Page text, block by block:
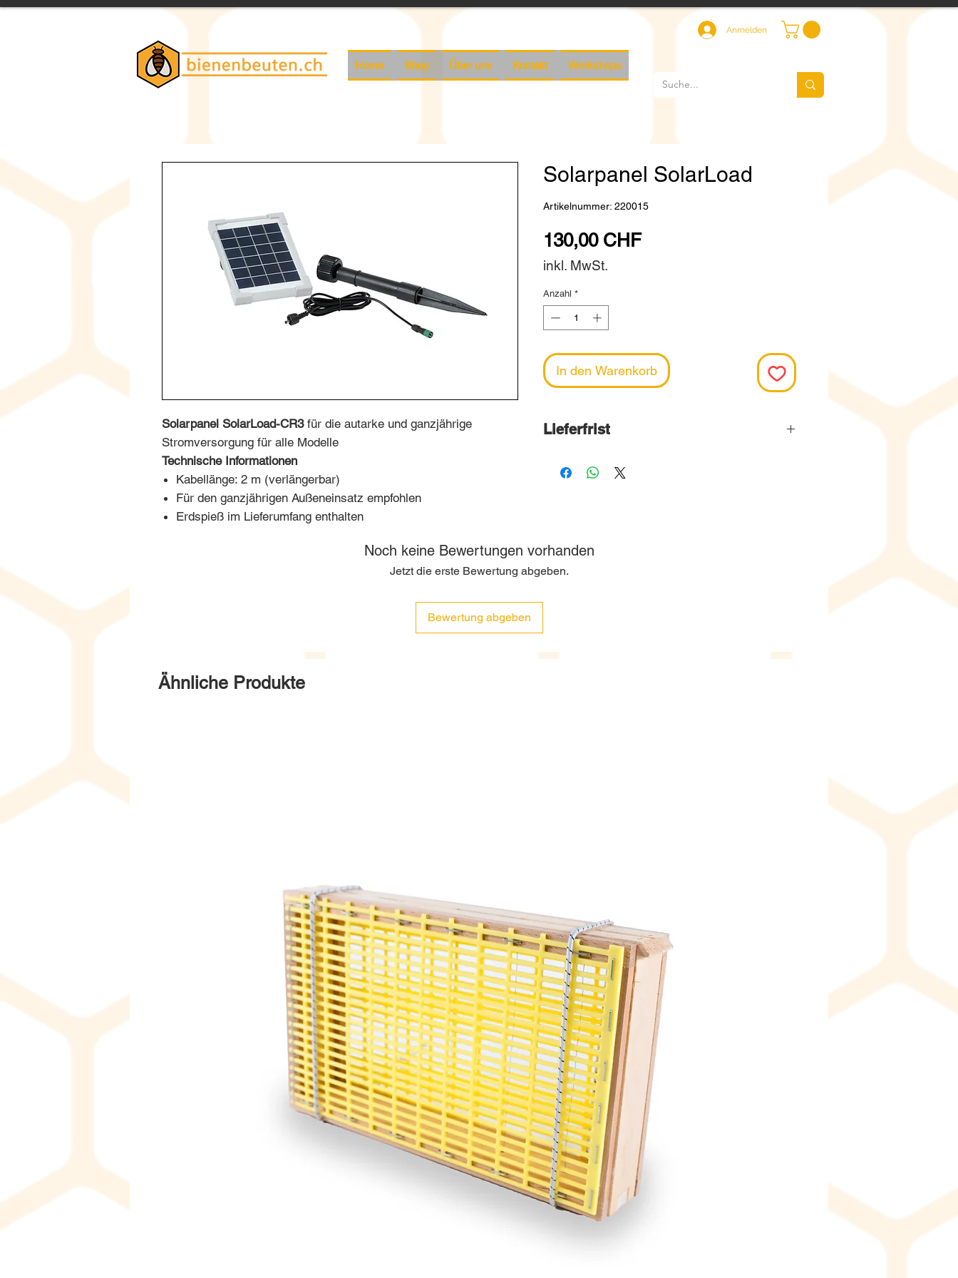
Anmelden
Home Shop Über uns Kontakt Workshops
Solarpanel SolarLoad-CR3für die autarke und ganzjährige
Stromversorgung für alle Modelle
Technische Informationen
Kabellänge: 2 m (verlängerbar)
Für den ganzjährigen Außeneinsatz empfohlen
Erdspieß im Lieferumfang enthalten
Solarpanel SolarLoad
Artikelnummer: 220015
130,00 CHFPreis
inkl. MwSt.
Anzahl *
In den Warenkorb
Lieferfrist
Normalfall 2–4 Wochen, bis zur Lieferung,
dazu eine Anfrage via Kontaktformular
senden.
Noch keine Bewertungen vorhanden
Jetzt die erste Bewertung abgeben.
Bewertung abgeben
Ähnliche Produkte